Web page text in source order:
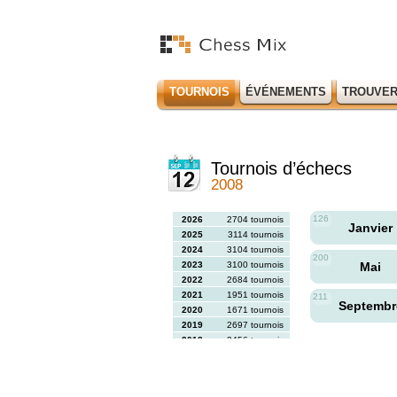
TOURNOIS ÉVÉNEMENTS
Tournois d’échecs
2008
2026
2704 tournois
2025
3114 tournois
2024
3104 tournois
2023
3100 tournois
2022
2684 tournois
2021
1951 tournois
2020
1671 tournois
2019
2697 tournois
2018
2456 tournois
126
Janvier
200
Mai
211